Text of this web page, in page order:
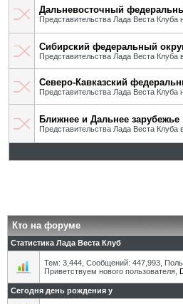
Дальневосточный
Представительства Лада Веста Клуба
Сибирский федеральный
Представительства Лада Веста Клуба
Северо-Кавказский
Представительства Лада Веста Клуба
Ближнее и Дальнее зарубежье
Представительства Лада Веста
Кто на форуме
Статистика Лада Веста Клуб
Тем: 3,444, Сообщений: 447,993,
Приветствуем нового пользователя,
Сегодня день рождения у